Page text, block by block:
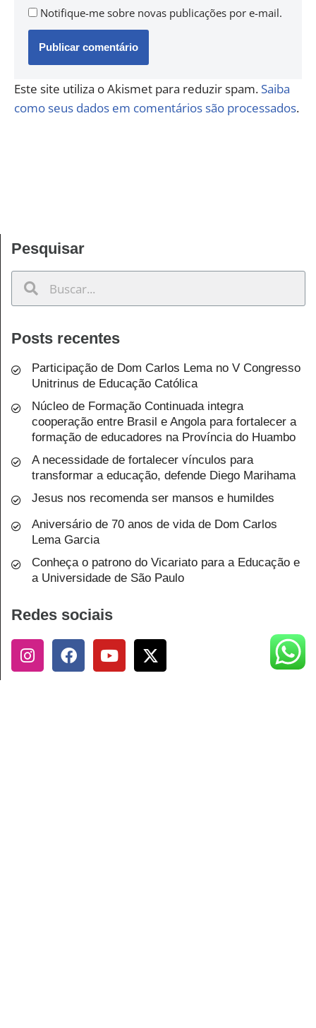
Notifique-me sobre novas publicações por e-mail.
Este site utiliza o Akismet para reduzir spam. Saiba
como seus dados em comentários são processados.
Pesquisar
Posts recentes
Participação de Dom Carlos Lema no V Congresso
Unitrinus de Educação Católica
Núcleo de Formação Continuada integra
cooperação entre Brasil e Angola para fortalecer a
formação de educadores na Província do Huambo
A necessidade de fortalecer vínculos para
transformar a educação, defende Diego Marihama
Jesus nos recomenda ser mansos e humildes
Aniversário de 70 anos de vida de Dom Carlos
Lema Garcia
Conheça o patrono do Vicariato para a Educação e
a Universidade de São Paulo
Redes sociais